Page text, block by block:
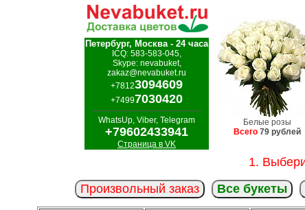
Петербург, Москва - 24 часа
ICQ: 583-583-045,
Skype: nevabuket,
zakaz@nevabuket.ru
+78123094609
+74997030420
WhatsUp, Viber, Telegram
+79602433941
Страница в VK
Белые розы
Всего 79 рублей
1.
Произвольный заказ
Все букеты